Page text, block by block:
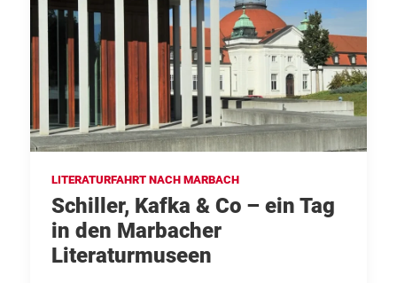
LITERATURFAHRT NACH MARBACH
Schiller, Kafka & Co – ein Tag
in den Marbacher
Literaturmuseen